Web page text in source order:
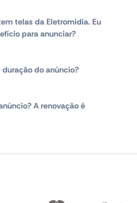
telas da Eletromidia. Eu
para anunciar?
do anúncio?
A renovação é